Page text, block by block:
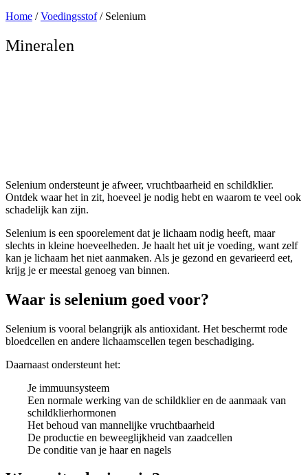
Home /Voedingsstof/ Selenium
Mineralen
Selenium ondersteunt je afweer, vruchtbaarheid en schildklier.
Ontdek waar het in zit, hoeveel je nodig hebt en waarom te veel ook
schadelijk kan zijn.
Selenium is een spoorelement dat je lichaam nodig heeft, maar
slechts in kleine hoeveelheden. Je haalt het uit je voeding, want zelf
kan je lichaam het niet aanmaken. Als je gezond en gevarieerd eet,
krijg je er meestal genoeg van binnen.
Waar is selenium goed voor?
Selenium is vooral belangrijk als antioxidant. Het beschermt rode
bloedcellen en andere lichaamscellen tegen beschadiging.
Daarnaast ondersteunt het:
Je immuunsysteem
Een normale werking van de schildklier en de aanmaak van
schildklierhormonen
Het behoud van mannelijke vruchtbaarheid
De productie en beweeglijkheid van zaadcellen
De conditie van je haar en nagels